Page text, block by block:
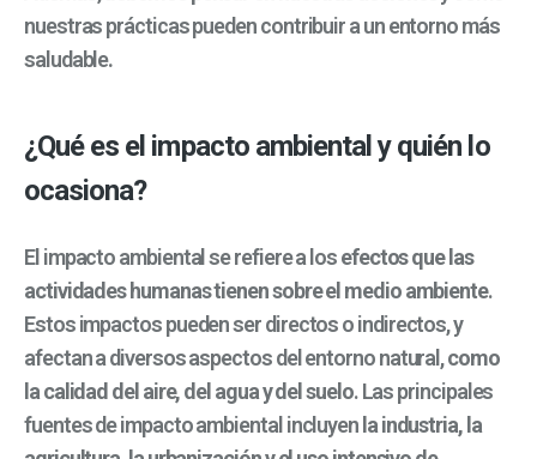
nuestras prácticas pueden contribuir a un entorno más
saludable.
¿Qué es el impacto ambiental y quién lo
ocasiona?
El impacto ambiental se refiere a losefectos que las
actividades humanastienen sobre el medio ambiente.
Estos impactos pueden ser directos o indirectos, y
afectan a diversos aspectos del entorno natural,como
la calidad del aire, del agua y del suelo. Las principales
fuentes de impacto ambiental incluyenla industria, la